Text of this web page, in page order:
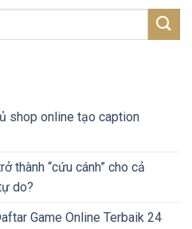
shop online tạo caption
thành “cứu cánh” cho cả
do?
Game Online Terbaik 24